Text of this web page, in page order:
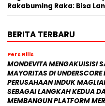
Rakabuming Raka: Bisa
BERITA TERBARU
Pers Rilis
MONDEVITA MENGAKUISISI
MAYORITAS DI UNDERSCORE
PERUSAHAAN INDUK
SEBAGAI LANGKAH KEDUA
MEMBANGUN PLATFORM